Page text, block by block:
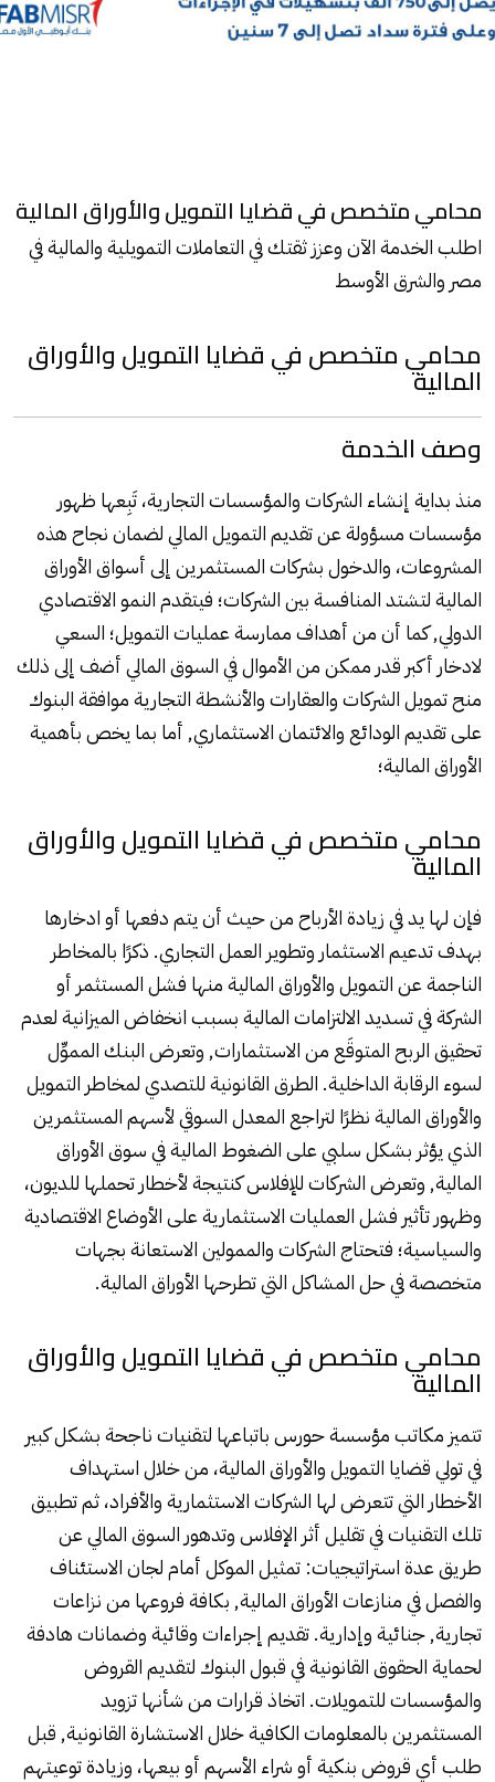
محامي متخصص في قضايا التمويل والأوراق المالية
اطلب الخدمة الآن وعزز ثقتك في التعاملات التمويلية والمالية في
مصر والشرق الأوسط
محامي متخصص في قضايا التمويل والأوراق
المالية
وصف الخدمة
منذ بداية إنشاء الشركات والمؤسسات التجارية، تَبِعها ظهور
مؤسسات مسؤولة عن تقديم التمويل المالي لضمان نجاح هذه
المشروعات، والدخول بشركات المستثمرين إلى أسواق الأوراق
المالية لتشتد المنافسة بين الشركات؛ فيتقدم النمو الاقتصادي
الدولي, كما أن من أهداف ممارسة عمليات التمويل؛ السعي
لادخار أكبر قدر ممكن من الأموال في السوق المالي أضف إلى ذلك
منح تمويل الشركات والعقارات والأنشطة التجارية موافقة البنوك
على تقديم الودائع والائتمان الاستثماري, أما بما يخص بأهمية
الأوراق المالية؛
محامي متخصص في قضايا التمويل والأوراق
المالية
فإن لها يد في زيادة الأرباح من حيث أن يتم دفعها أو ادخارها
بهدف تدعيم الاستثمار وتطوير العمل التجاري. ذكرًا بالمخاطر
الناجمة عن التمويل والأوراق المالية منها فشل المستثمر أو
الشركة في تسديد الالتزامات المالية بسبب انخفاض الميزانية لعدم
تحقيق الربح المتوقَع من الاستثمارات, وتعرض البنك المموِّل
لسوء الرقابة الداخلية. الطرق القانونية للتصدي لمخاطر التمويل
والأوراق المالية نظرًا لتراجع المعدل السوقي لأسهم المستثمرين
الذي يؤثر بشكل سلبي على الضغوط المالية في سوق الأوراق
المالية, وتعرض الشركات للإفلاس كنتيجة لأخطار تحملها للديون،
وظهور تأثير فشل العمليات الاستثمارية على الأوضاع الاقتصادية
والسياسية؛ فتحتاج الشركات والممولين الاستعانة بجهات
متخصصة في حل المشاكل التي تطرحها الأوراق المالية.
محامي متخصص في قضايا التمويل والأوراق
المالية
تتميز مكاتب مؤسسةحورسباتباعها لتقنيات ناجحة بشكل كبير
في تولي قضايا التمويل والأوراق المالية، من خلال استهداف
الأخطار التي تتعرض لها الشركات الاستثمارية والأفراد، ثم تطبيق
تلك التقنيات في تقليل أثر الإفلاس وتدهور السوق المالي عن
طريق عدة استراتيجيات: تمثيل الموكل أمام لجان الاستئناف
والفصل في منازعات الأوراق المالية, بكافة فروعها من نزاعات
تجارية, جنائية وإدارية. تقديم إجراءات وقائية وضمانات هادفة
لحماية الحقوق القانونية في قبول البنوك لتقديم القروض
والمؤسسات للتمويلات. اتخاذ قرارات من شأنها تزويد
المستثمرين بالمعلومات الكافية خلال الاستشارة القانونية, قبل
طلب أي قروض بنكية أو شراء الأسهم أو بيعها، وزيادة توعيتهم